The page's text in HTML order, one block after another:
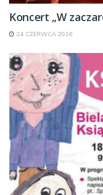
Koncert „W
24 CZERWCA 2016